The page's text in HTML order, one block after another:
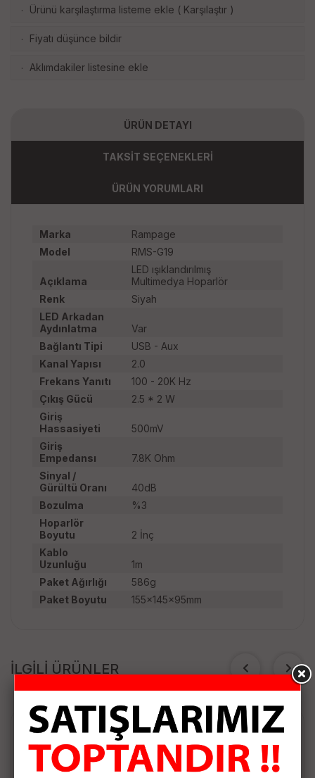
· Ürünü karşılaştırma listeme ekle ( Karşılaştır )
· Fiyatı düşünce bildir
· Aklımdakiler listesine ekle
ÜRÜN DETAYI
TAKSİT SEÇENEKLERİ
ÜRÜN YORUMLARI
Marka
Rampage
Model
RMS-G19
Açıklama
LED ışıklandırılmış
Multimedya Hoparlör
Renk
Siyah
LED Arkadan
Aydınlatma
Var
Bağlantı Tipi
USB - Aux
Kanal Yapısı
2.0
Frekans Yanıtı
100 - 20K Hz
Çıkış Gücü
2.5 * 2 W
Giriş
Hassasiyeti
500mV
Giriş
Empedansı
7.8K Ohm
Sinyal /
Gürültü Oranı
40dB
Bozulma
%3
Hoparlör
Boyutu
2 İnç
Kablo
Uzunluğu
1m
Paket Ağırlığı
586g
Paket Boyutu
155x145x95mm
İLGİLİ ÜRÜNLER